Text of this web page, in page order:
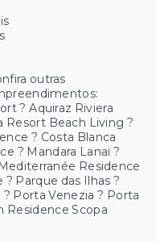
outras
? Aquiraz Riviera
Resort Beach Living ?
? Costa Blanca
? Mandara Lanai ?
Residence
Parque das Ilhas ?
Porta Venezia ? Porta
Residence Scopa